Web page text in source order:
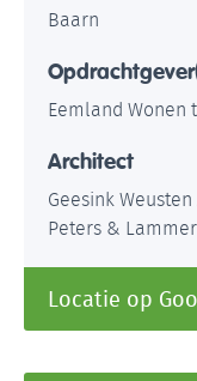
Baarn
Eemland Wonen
Architect
Geesink
Peters &
Locatie op